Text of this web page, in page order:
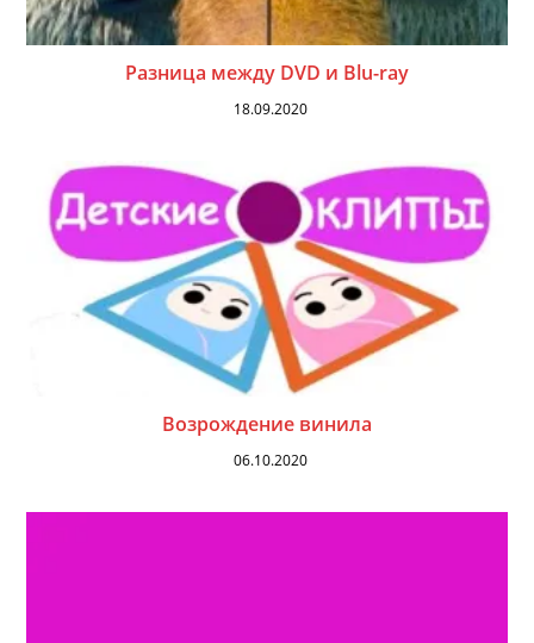
Разница между DVD и Blu-ray
18.09.2020
Возрождение винила
06.10.2020